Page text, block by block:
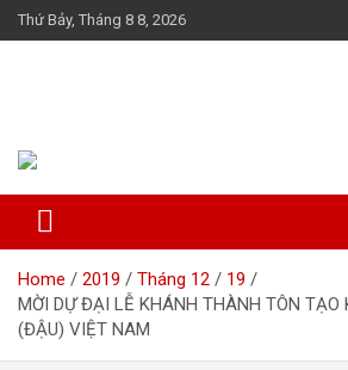
Skip
to
Thứ Bảy, Tháng 8 8, 2026
Home 2019 Tháng 12
19
MỜI DỰ ĐẠI LỄ KHÁNH THÀNH TÔN TẠO
(ĐẬU) VIỆT NAM